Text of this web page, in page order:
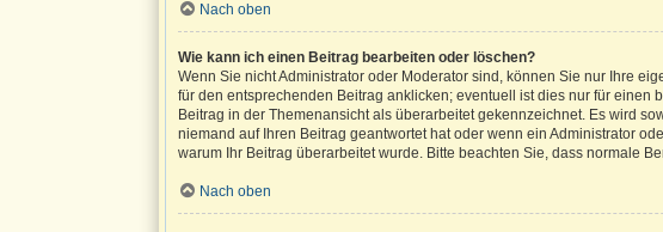
Nach oben
Wie kann ich einen Beitrag bearbeiten oder löschen?
Wenn Sie nicht Administrator oder Moderator sind, können Sie nur Ihre
für den entsprechenden Beitrag anklicken; eventuell ist dies nur für
Beitrag in der Themenansicht als überarbeitet gekennzeichnet. Es wird
niemand auf Ihren Beitrag geantwortet hat oder wenn ein Administrator
warum Ihr Beitrag überarbeitet wurde. Bitte beachten Sie, dass normale
Nach oben